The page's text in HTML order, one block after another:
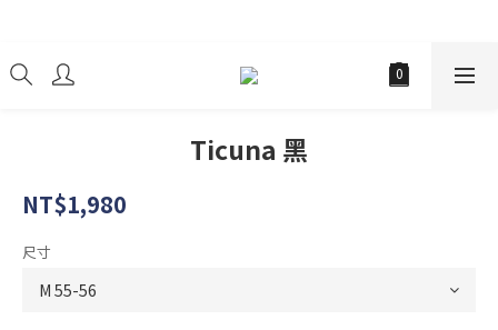
Ticuna 黑
NT$1,980
尺寸